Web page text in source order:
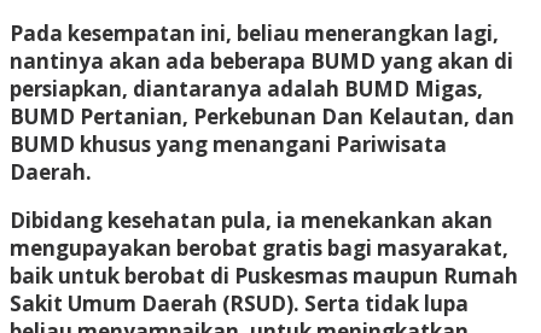
Pada kesempatan ini, beliau menerangkan lagi,
nantinya akan ada beberapa BUMD yang akan di
persiapkan, diantaranya adalah BUMD Migas,
BUMD Pertanian, Perkebunan Dan Kelautan, dan
BUMD khusus yang menangani Pariwisata
Daerah.
Dibidang kesehatan pula, ia menekankan akan
mengupayakan berobat gratis bagi masyarakat,
baik untuk berobat di Puskesmas maupun Rumah
Sakit Umum Daerah (RSUD). Serta tidak lupa